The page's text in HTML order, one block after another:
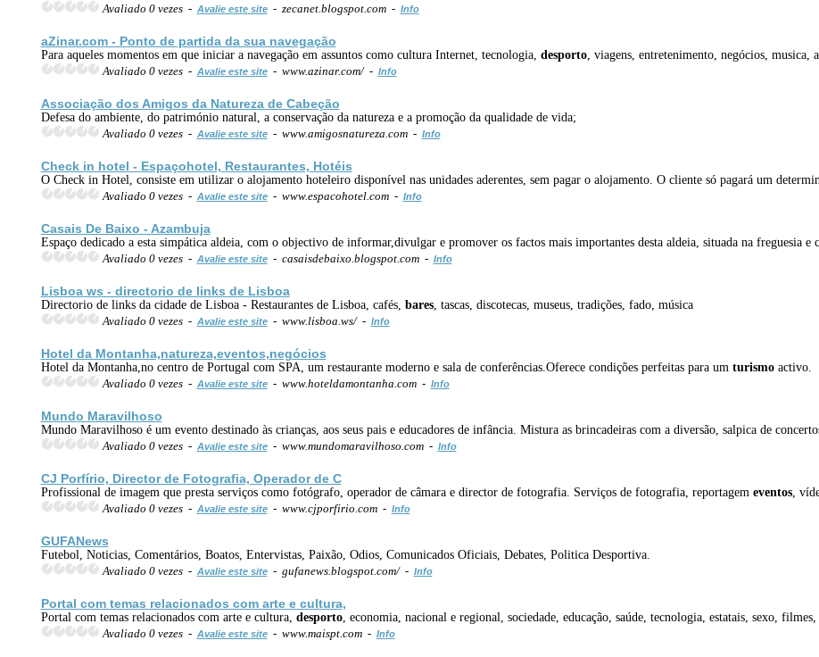
Avaliado 0 vezes - Avalie este site- zecanet.blogspot.com - Info
aZinar.com - Ponto de partida da sua navegação
Para aqueles momentos em que iniciar a navegação em assuntos como cultura Internet, tecnologia, desporto, viagens, entretenimento, negócios, musica,
Avaliado 0 vezes - Avalie este site- www.azinar.com/ - Info
Associação dos Amigos da Natureza de Cabeção
Defesa do ambiente, do património natural, a conservação da natureza e a promoção da qualidade de vida;
Avaliado 0 vezes - Avalie este site- www.amigosnatureza.com - Info
Check in hotel - Espaçohotel, Restaurantes, Hotéis
O Check in Hotel, consiste em utilizar o alojamento hoteleiro disponível nas unidades aderentes, sem pagar o alojamento. O cliente só pagará um
Avaliado 0 vezes - Avalie este site- www.espacohotel.com - Info
Casais De Baixo - Azambuja
Espaço dedicado a esta simpática aldeia, com o objectivo de informar,divulgar e promover os factos mais importantes desta aldeia, situada na freguesia e
Avaliado 0 vezes - Avalie este site- casaisdebaixo.blogspot.com - Info
Lisboa ws - directorio de links de Lisboa
Directorio de links da cidade de Lisboa - Restaurantes de Lisboa, cafés, bares, tascas, discotecas, museus, tradições, fado, música
Avaliado 0 vezes - Avalie este site- www.lisboa.ws/ - Info
Hotel da Montanha,natureza,eventos,negócios
Hotel da Montanha,no centro de Portugal com SPA, um restaurante moderno e sala de conferências.Oferece condições perfeitas para um turismoactivo.
Avaliado 0 vezes - Avalie este site- www.hoteldamontanha.com - Info
Mundo Maravilhoso
Mundo Maravilhoso é um evento destinado às crianças, aos seus pais e educadores de infância. Mistura as brincadeiras com a diversão, salpica de
Avaliado 0 vezes - Avalie este site- www.mundomaravilhoso.com - Info
CJ Porfírio, Director de Fotografia, Operador de C
Profissional de imagem que presta serviços como fotógrafo, operador de câmara e director de fotografia. Serviços de fotografia, reportagem eventos,
Avaliado 0 vezes - Avalie este site- www.cjporfirio.com - Info
GUFANews
Futebol, Noticias, Comentários, Boatos, Entervistas, Paixão, Odios, Comunicados Oficiais, Debates, Politica Desportiva.
Avaliado 0 vezes - Avalie este site- gufanews.blogspot.com/ - Info
Portal com temas relacionados com arte e cultura,
Portal com temas relacionados com arte e cultura, desporto, economia, nacional e regional, sociedade, educação, saúde, tecnologia, estatais, sexo, filmes,
Avaliado 0 vezes - Avalie este site- www.maispt.com - Info